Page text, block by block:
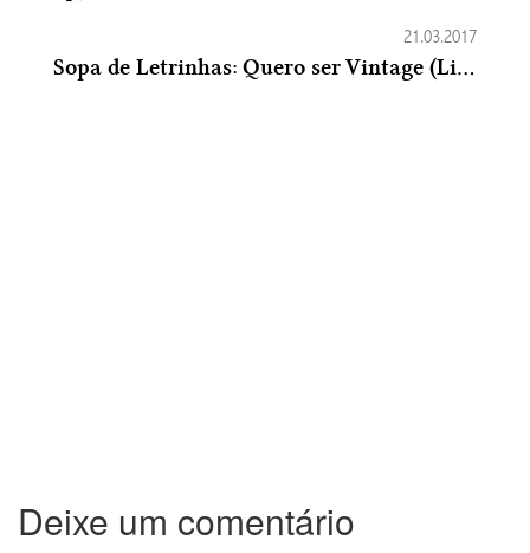
21.03.2017
Sopa de Letrinhas: Quero ser Vintage (Lindsey Leavitt)
Deixe um comentário